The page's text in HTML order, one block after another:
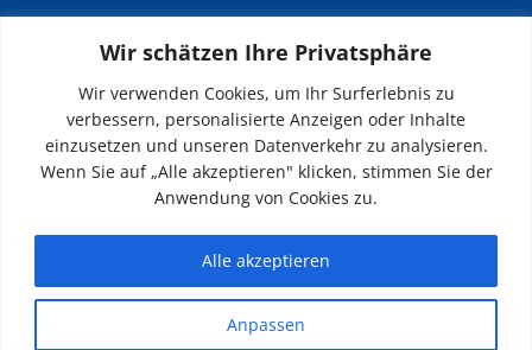
Wir schätzen Ihre Privatsphäre
Wir verwenden Cookies, um Ihr Surferlebnis zu
verbessern, personalisierte Anzeigen oder Inhalte
einzusetzen und unseren Datenverkehr zu analysieren.
Wenn Sie auf „Alle akzeptieren" klicken, stimmen Sie der
Anwendung von Cookies zu.
Anpassen
Alle akzeptieren
INFOS
Impressum
Datenschutz
Kontakt